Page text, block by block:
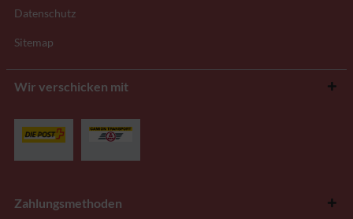
Datenschutz
Sitemap
Wir verschicken mit
Zahlungsmethoden